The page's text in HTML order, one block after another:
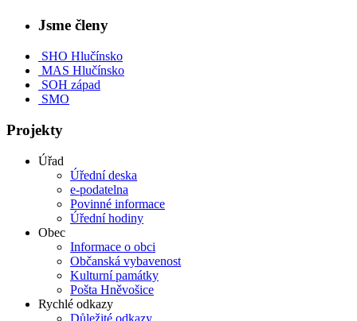
Jsme členy
SHO Hlučínsko
MAS Hlučínsko
SOH západ
SMO
Projekty
Úřad
Úřední deska
e-podatelna
Povinné informace
Úřední hodiny
Obec
Informace o obci
Občanská vybavenost
Kulturní památky
Pošta Hněvošice
Rychlé odkazy
Důležité odkazy